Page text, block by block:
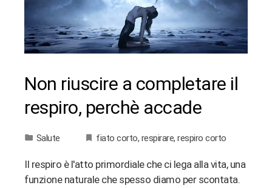
Non riuscire a completare il
respiro, perchè accade
Salute fiato corto, respirare, respiro corto
Il respiro è l'atto primordiale che ci lega alla vita, una
funzione naturale che spesso diamo per scontata.